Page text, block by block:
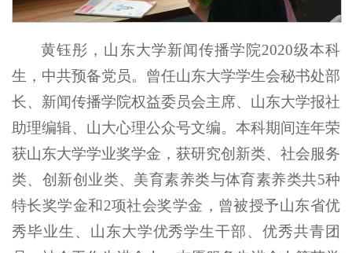
黄钰彤，山东大学新闻传播学院2020级本科
生，中共预备党员。曾任山东大学学生会秘书处部
长、新闻传播学院权益委员会主席、山东大学报社
助理编辑、山大心理公众号文编。本科期间连年荣
获山东大学学业奖学金，获研究创新类、社会服务
类、创新创业类、美育素养类与体育素养类共5种
特长奖学金和2项社会奖学金，曾被授予山东省优
秀毕业生、山东大学优秀学生干部、优秀共青团